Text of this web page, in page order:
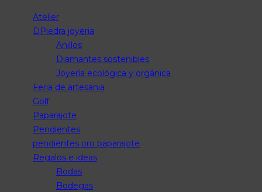
Atelier
DPiedra joyeria
Anillos
Diamantes sostenibles
Joyería ecológica y orgánica
Feria de artesania
Golf
Paparajote
Pendientes
pendientes oro paparajote
Regalos e ideas
Bodas
Bodegas